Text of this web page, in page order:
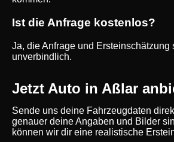
Ist die Anfrage kostenlos?
Ja, die Anfrage und Ersteinschätzung
unverbindlich.
Jetzt Auto in Aßlar
Sende uns deine Fahrzeugdaten
genauer deine Angaben und Bilder
können wir dir eine realistische